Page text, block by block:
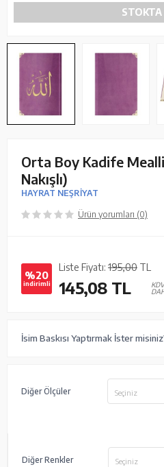
STOKTA
Orta Boy Kadife
Nakışlı)
HAYRAT NEŞRİYAT
Ürün yorumları (0)
%20
indirimli
Liste Fiyatı: 195,00 TL
145,08 TL
İsim Baskısı Yaptırmak İster
Diğer Ölçüler Seçiniz
Diğer Renkler Seçiniz